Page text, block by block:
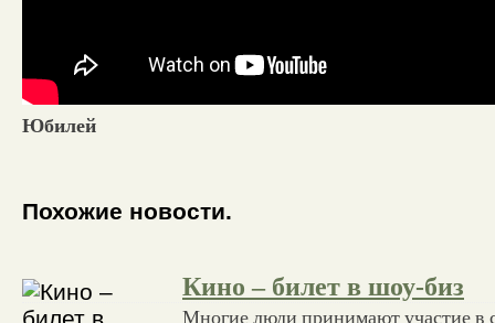
Юбилей
Похожие новости.
Кино – билет в шоу-биз
Многие люди принимают участие в